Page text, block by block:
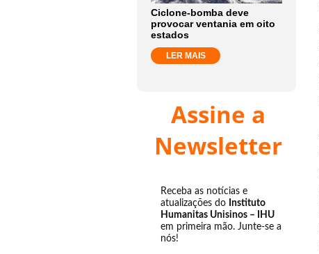
Ciclone-bomba deve
provocar ventania em oito
estados
LER MAIS
Assine a
Newsletter
Receba as notícias e
atualizações do Instituto
Humanitas Unisinos – IHU
em primeira mão. Junte-se a
nós!